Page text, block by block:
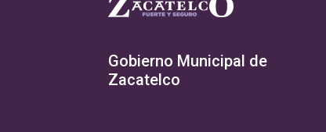
Gobierno Municipal de
Zacatelco